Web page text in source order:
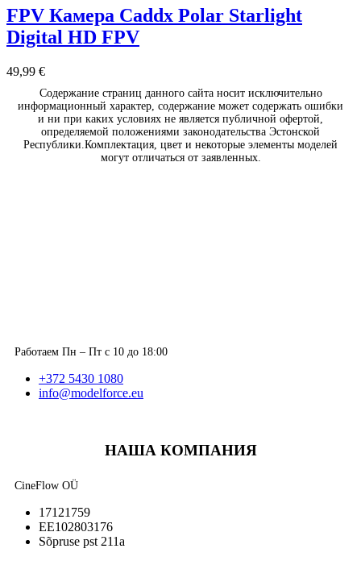
FPV Камера Caddx Polar Starlight
Digital HD FPV
49,99 €
Содержание страниц данного сайта носит исключительно
информационный характер, содержание может содержать ошибки
и ни при каких условиях не является публичной офертой,
определяемой положениями законодательства Эстонской
Республики.Комплектация, цвет и некоторые элементы моделей
могут отличаться от заявленных.
Работаем Пн – Пт с 10 до 18:00
+372 5430 1080
info@modelforce.eu
НАША КОМПАНИЯ
CineFlow OÜ
17121759
EE102803176
Sõpruse pst 211a